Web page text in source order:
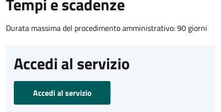
Durata massima del procedimento amministrativo: 90 giorni
Accedi al servizio
Accedi al servizio